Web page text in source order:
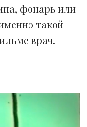
фонарь или
такой
врач.